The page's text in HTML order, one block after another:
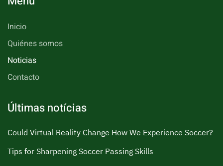
Inicio
Quiénes somos
Noticias
Contacto
Últimas notícias
Could Virtual Reality Change How We Experience Soccer?
Tips for Sharpening Soccer Passing Skills